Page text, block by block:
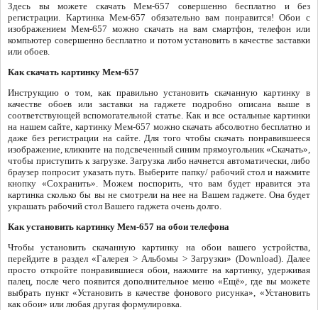
Здесь вы можете скачать Мем-657 совершенно бесплатно и без
регистрации. Картинка Мем-657 обязательно вам понравится! Обои с
изображением Мем-657 можно скачать на вам смартфон, телефон или
компьютер совершенно бесплатно и потом установить в качестве заставки
или обоев.
Как скачать картинку Мем-657
Инструкцию о том, как правильно установить скачанную картинку в
качестве обоев или заставки на гаджете подробно описана выше в
соответствующей вспомогательной статье. Как и все остальные картинки
на нашем сайте, картинку Мем-657 можно скачать абсолютно бесплатно и
даже без регистрации на сайте. Для того чтобы скачать понравившееся
изображение, кликните на подсвеченный синим прямоугольник «Скачать»,
чтобы приступить к загрузке. Загрузка либо начнется автоматически, либо
браузер попросит указать путь. Выберите папку/ рабочий стол и нажмите
кнопку «Сохранить». Можем поспорить, что вам будет нравится эта
картинка сколько бы вы не смотрели на нее на Вашем гаджете. Она будет
украшать рабочий стол Вашего гаджета очень долго.
Как установить картинку Мем-657 на обои телефона
Чтобы установить скачанную картинку на обои вашего устройства,
перейдите в раздел «Галерея > Альбомы > Загрузки» (Download). Далее
просто откройте понравившиеся обои, нажмите на картинку, удерживая
палец, после чего появится дополнительное меню «Ещё», где вы можете
выбрать пункт «Установить в качестве фонового рисунка», «Установить
как обои» или любая другая формулировка.